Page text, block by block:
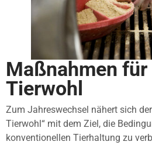
Maßnahmen für
Tierwohl
Zum Jahreswechsel nähert sich
Tierwohl“ mit dem Ziel, die
konventionellen Tierhaltung zu